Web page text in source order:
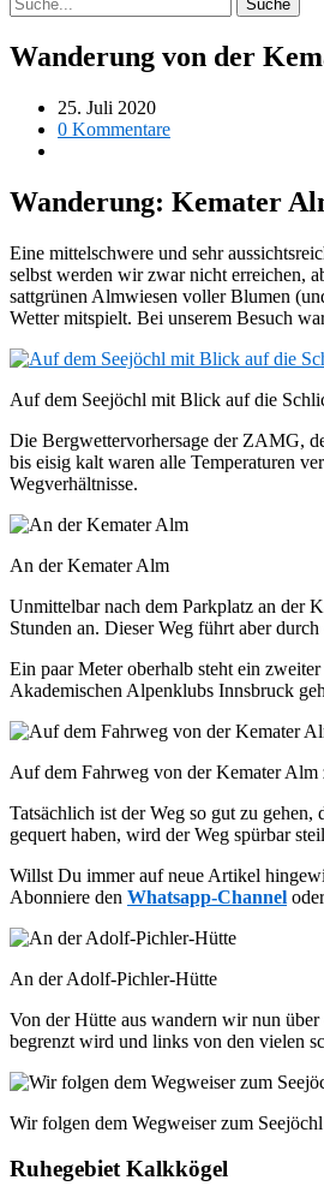
Wanderung von der
25. Juli 2020
0 Kommentare
Wanderung: Kemater
Eine mittelschwere und sehr
selbst werden wir zwar nicht erreichen,
sattgrünen Almwiesen voller Blumen
Wetter mitspielt. Bei unserem Besuch
Auf dem Seejöchl mit Blick auf die
Die Bergwettervorhersage der ZAMG,
bis eisig kalt waren alle Temperaturen
Wegverhältnisse.
An der Kemater Alm
Unmittelbar nach dem Parkplatz an der
Stunden an. Dieser Weg führt aber
Ein paar Meter oberhalb steht ein
Akademischen Alpenklubs Innsbruck
Auf dem Fahrweg von der Kemater
Tatsächlich ist der Weg so gut zu
gequert haben, wird der Weg spürbar
Willst Du immer auf neue Artikel
Abonniere den Whatsapp-Channel
An der Adolf-Pichler-Hütte
Von der Hütte aus wandern wir nun
begrenzt wird und links von den vielen
Wir folgen dem Wegweiser zum Seejöchl
Ruhegebiet Kalkkögel